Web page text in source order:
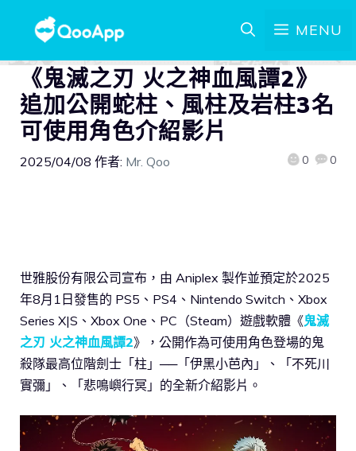
MENU
《鬼滅之刃 火之神血風譚2》
追加公開蛇柱、風柱及岩柱3名
可使用角色介紹影片
2025/04/08 作者: Mr. Qoo 0 0
世雅股份有限公司宣布，由 Aniplex 製作並預定於2025
年8月1日發售的 PS5、PS4、Nintendo Switch、Xbox
Series X|S、Xbox One、PC（Steam）遊戲軟體《鬼滅
之刃 火之神血風譚2》，公開作為可使用角色登場的鬼
殺隊最高位階劍士「柱」──「伊黑小芭內」、「不死川
實彌」、「悲鳴嶼行冥」的全新介紹影片。